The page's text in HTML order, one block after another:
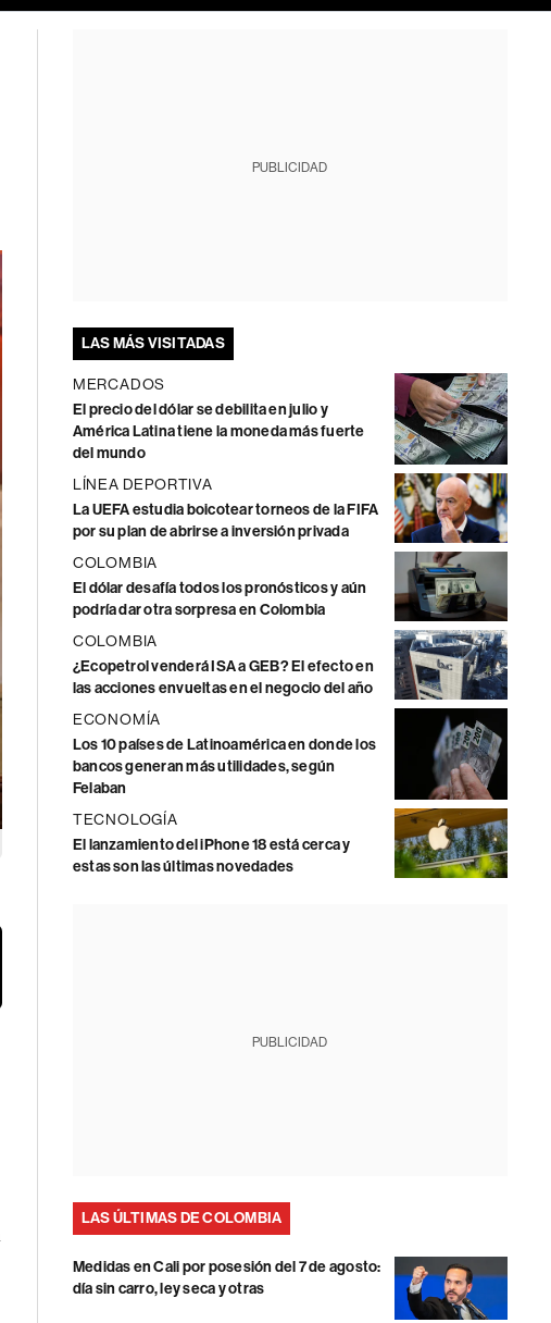
PUBLICIDAD
LAS MÁS VISITADAS
MERCADOS
El precio del dólar se debilita en julio y
América Latina tiene la moneda más fuerte
del mundo
LÍNEA DEPORTIVA
La UEFA estudia boicotear torneos de la FIFA
por su plan de abrirse a inversión privada
COLOMBIA
El dólar desafía todos los pronósticos y aún
podría dar otra sorpresa en Colombia
COLOMBIA
¿Ecopetrol venderá ISA a GEB? El efecto en
las acciones envueltas en el negocio del año
ECONOMÍA
Los 10 países de Latinoamérica en donde los
bancos generan más utilidades, según
Felaban
TECNOLOGÍA
El lanzamiento del iPhone 18 está cerca y
estas son las últimas novedades
PUBLICIDAD
LAS ÚLTIMAS DE COLOMBIA
Medidas en Cali por posesión del 7 de agosto:
día sin carro, ley seca y otras